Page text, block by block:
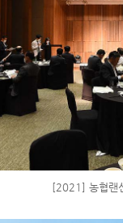
[2021] 농협랜